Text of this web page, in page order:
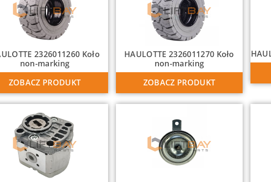
2326011260 Koło
non-marking
ZOBACZ PRODUKT
HAULOTTE 2326011270 Koło
non-marking
ZOBACZ PRODUKT